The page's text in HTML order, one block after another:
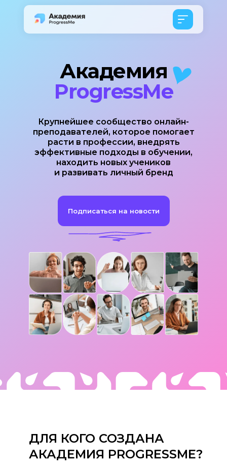
Академия
ProgressMe
Крупнейшее сообщество онлайн-
преподавателей, которое помогает
расти в профессии, внедрять
эффективные подходы в обучении,
находить новых учеников
и развивать личный бренд
Подписаться на новости
ДЛЯ КОГО СОЗДАНА
АКАДЕМИЯ PROGRESSME?